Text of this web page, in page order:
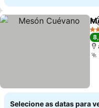
3
Selecione as datas para